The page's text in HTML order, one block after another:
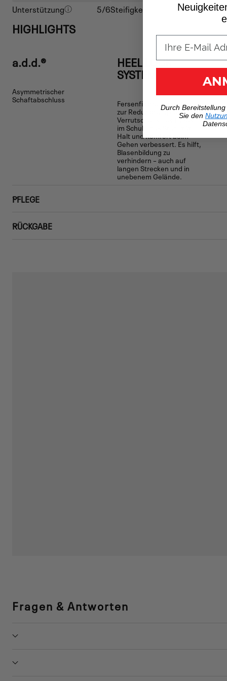
Unterstützung
5/6Steifigkeit 4/6
HIGHLIGHTS
a.d.d.®
Asymmetrischer
Schaftabschluss
HEEL LOCK
SYSTEM
Fersenfixierungssystem
zur Reduzierung des
Verrutschens des Fußes
im Schuh, das Stabilität,
Halt und Komfort beim
Gehen verbessert. Es hilft,
Blasenbildung zu
verhindern – auch auf
langen Strecken und in
unebenem Gelände.
PFLEGE
RÜCKGABE
Fragen & Antworten
Durch
Sie den